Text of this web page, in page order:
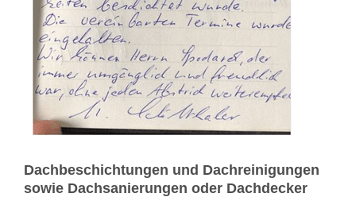
Dachbeschichtungen und Dachreinigungen
sowie Dachsanierungen oder Dachdecker